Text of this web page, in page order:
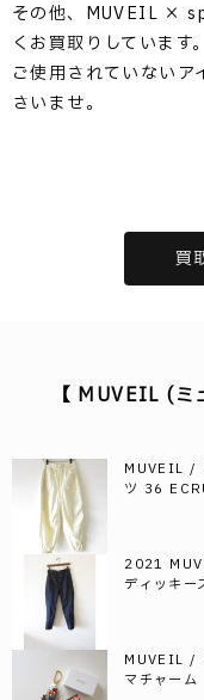
その他、MUVEIL ×
くお買取りしています。
ご使用されていないア
さいませ。
買
【 MUVEIL (ミ
MUVEIL /
ツ 36
2021
ディッキ
MUVEIL /
マチャーム